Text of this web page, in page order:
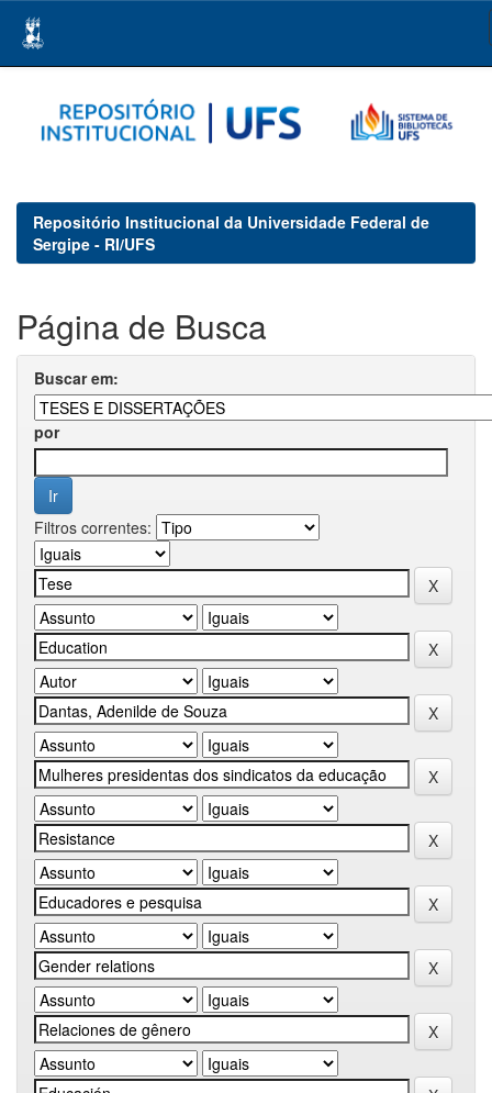
navigation
Repositório Institucional da Universidade Federal de
Sergipe - RI/UFS
Página de Busca
Buscar em:
por
Filtros correntes: